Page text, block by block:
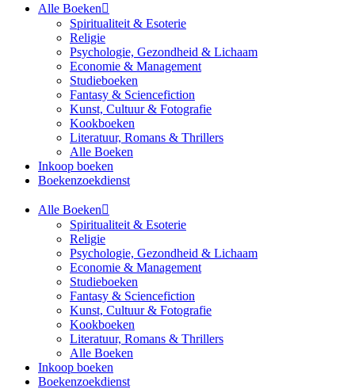
Alle Boeken
Spiritualiteit & Esoterie
Religie
Psychologie, Gezondheid & Lichaam
Economie & Management
Studieboeken
Fantasy & Sciencefiction
Kunst, Cultuur & Fotografie
Kookboeken
Literatuur, Romans & Thrillers
Alle Boeken
Inkoop boeken
Boekenzoekdienst
Alle Boeken
Spiritualiteit & Esoterie
Religie
Psychologie, Gezondheid & Lichaam
Economie & Management
Studieboeken
Fantasy & Sciencefiction
Kunst, Cultuur & Fotografie
Kookboeken
Literatuur, Romans & Thrillers
Alle Boeken
Inkoop boeken
Boekenzoekdienst